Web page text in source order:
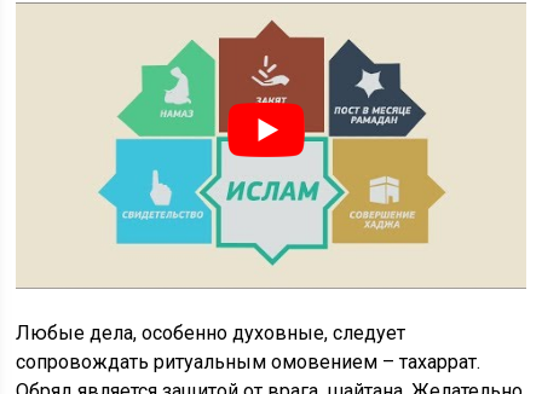
Любые дела, особенно духовные, следует
сопровождать ритуальным омовением – тахаррат.